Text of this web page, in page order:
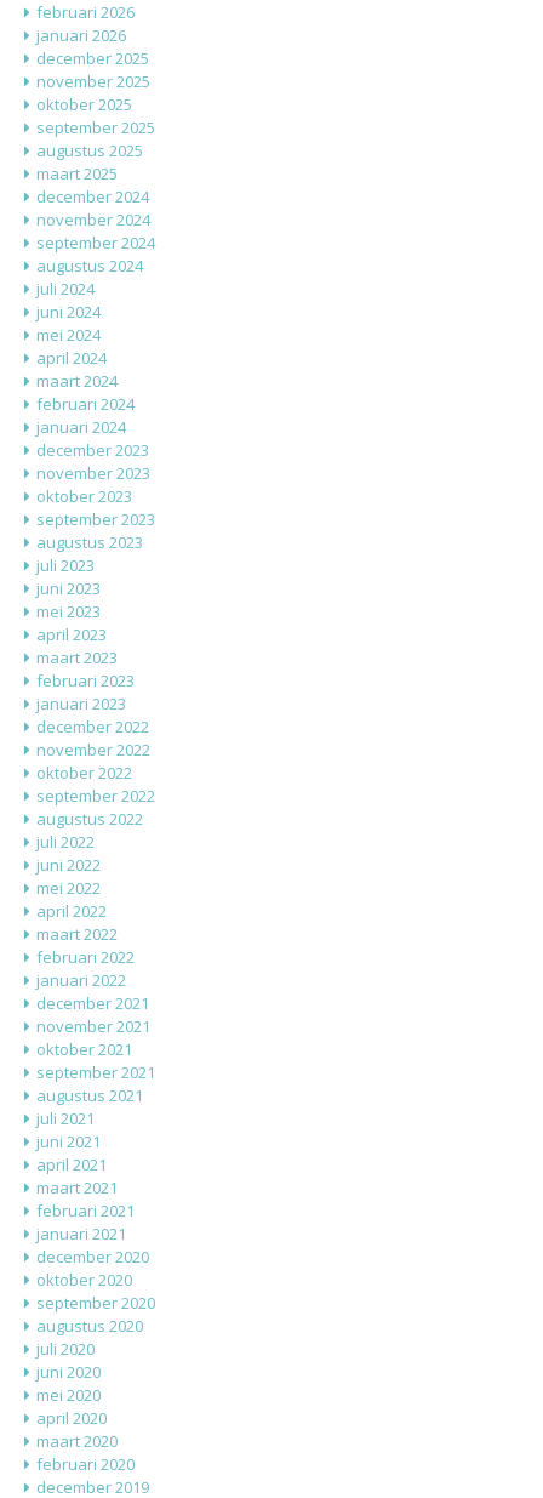
februari 2026
januari 2026
december 2025
november 2025
oktober 2025
september 2025
augustus 2025
maart 2025
december 2024
november 2024
september 2024
augustus 2024
juli 2024
juni 2024
mei 2024
april 2024
maart 2024
februari 2024
januari 2024
december 2023
november 2023
oktober 2023
september 2023
augustus 2023
juli 2023
juni 2023
mei 2023
april 2023
maart 2023
februari 2023
januari 2023
december 2022
november 2022
oktober 2022
september 2022
augustus 2022
juli 2022
juni 2022
mei 2022
april 2022
maart 2022
februari 2022
januari 2022
december 2021
november 2021
oktober 2021
september 2021
augustus 2021
juli 2021
juni 2021
april 2021
maart 2021
februari 2021
januari 2021
december 2020
oktober 2020
september 2020
augustus 2020
juli 2020
juni 2020
mei 2020
april 2020
maart 2020
februari 2020
december 2019